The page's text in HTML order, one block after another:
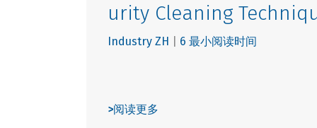
urity Cleaning
Industry ZH 6 最小阅读时间
>阅读更多